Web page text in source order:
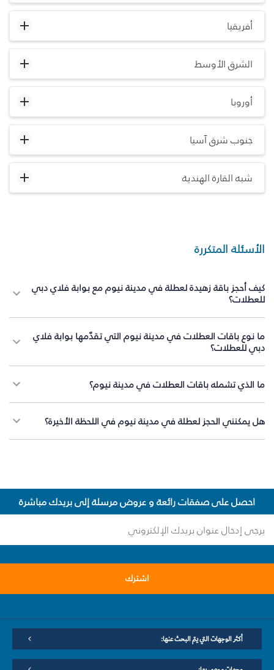
أفريقيا
الشرق الأوسط
أوروبا
جنوب شرق آسيا
شبه القارة الهندية
الأسئلة المتكررة
كيف أحجز باقة زهيدة لعطلة في مدينة نيوم مع بوابة فلاي دبي
للعطلات؟
ما نوع باقات العطلات في مدينة نيوم التي تقدّمها بوابة فلاي
دبي للعطلات؟
ما الذي تشمله باقات العطلات في مدينة نيوم؟
هل يمكنني الحجز لعطلة في مدينة نيوم في اللحظة الأخيرة؟
احصل على صفقات رائعة و عروض مرسلة إلى بريدك مباشرة
اشترك
أكثر الوجهات التي يتم البحث عنها: